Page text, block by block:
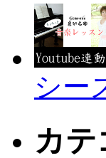
シー
カテ